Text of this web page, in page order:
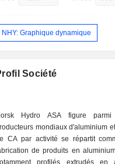
NHY: Graphique dynamique
Société
Hydro ASA figure
mondiaux d'aluminium
CA par activité se répartit
de produits en
profilés extrudés en